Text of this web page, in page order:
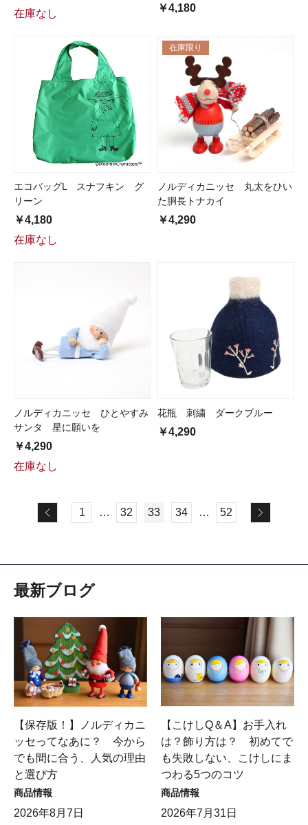
在庫なし
￥4,180
エコバッグL スナフキン グ
リーン
￥4,180
在庫なし
在庫限り
ノルディカニッセ 丸太をひい
た胴長トナカイ
￥4,290
ノルディカニッセ ひとやすみ
サンタ 星に願いを
￥4,290
在庫なし
花瓶 刺繍 ダークブルー
￥4,290
1 … 32 33 34 … 52
最新ブログ
【保存版！】ノルディカニ
ッセってなあに？ 今から
でも間に合う、人気の理由
と選び方
商品情報
2026年8月7日
【こけしQ＆A】お手入れ
は？飾り方は？ 初めてで
も失敗しない、こけしにま
つわる5つのコツ
商品情報
2026年7月31日